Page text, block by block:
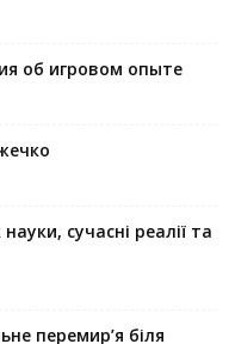
об игровом опыте
сучасні реалії та
перемир’я біля